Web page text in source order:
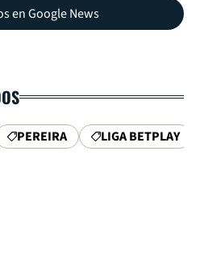
en Google News
PEREIRA LIGA BETPLAY